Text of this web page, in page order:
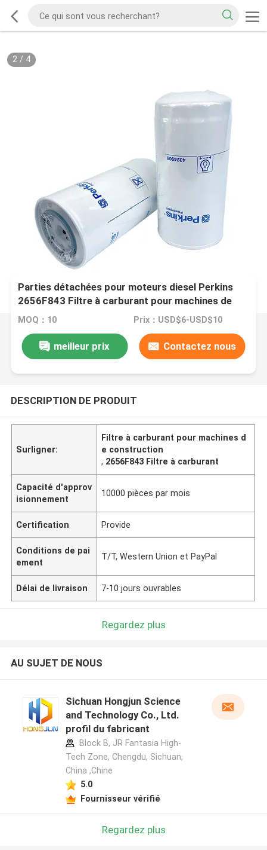
2/ 4
Parties détachées pour moteurs diesel Perkins
2656F843 Filtre à carburant pour machines de
construction
MOQ：10 Prix：USD$6-USD$10
meilleur prix Contactez nous
DESCRIPTION DE PRODUIT
Surligner:
Filtre à carburant pour machines d
e construction
, 2656F843 Filtre à carburant
Capacité d'approv
isionnement
10000 pièces par mois
Certification Provide
Conditions de pai
ement
T/T, Western Union et PayPal
Délai de livraison 7-10 jours ouvrables
Regardez plus
AU SUJET DE NOUS
Sichuan Hongjun Science
and Technology Co., Ltd.
profil du fabricant
Block B, JR Fantasia High-
Tech Zone, Chengdu, Sichuan,
China ,Chine
5.0
Fournisseur vérifié
Regardez plus